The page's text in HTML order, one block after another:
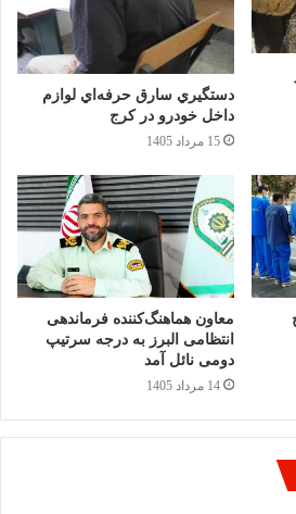
دستگيري سارق حرفه‌اي لوازم
داخل خودرو در کرج
15 مرداد 1405
معاون هماهنگ‌کننده فرماندهی
انتظامی البرز به درجه سرتیپ
دومی نائل آمد
14 مرداد 1405